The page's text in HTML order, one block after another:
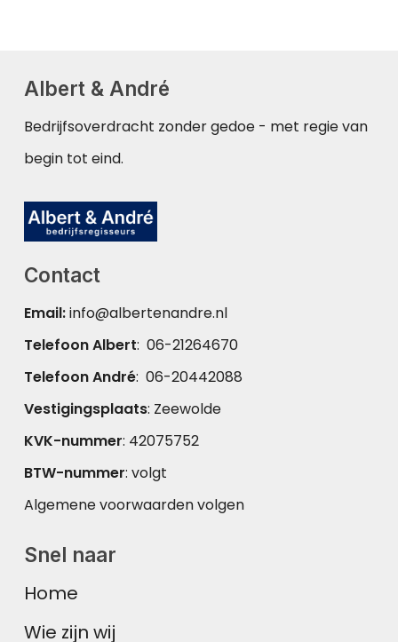
Albert & André
Bedrijfsoverdracht zonder gedoe - met regie van
begin tot eind.
Contact
Email:info@albertenandre.nl
Telefoon Albert: 06-21264670
Telefoon André: 06-20442088
Vestigingsplaats: Zeewolde
KVK-nummer: 42075752
BTW-nummer: volgt
Algemene voorwaarden volgen
Snel naar
Home
Wie zijn wij